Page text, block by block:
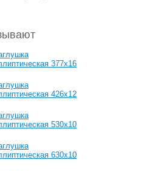
377х16
426х12
530х10
630х10